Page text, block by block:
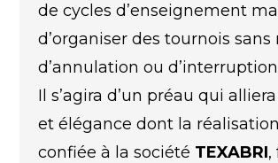
de cycles d’enseignement
d’organiser des tournois sans
d’annulation ou
Il s’agira d’un préau qui
et élégance dont la
confiée à la société TEXABRI,